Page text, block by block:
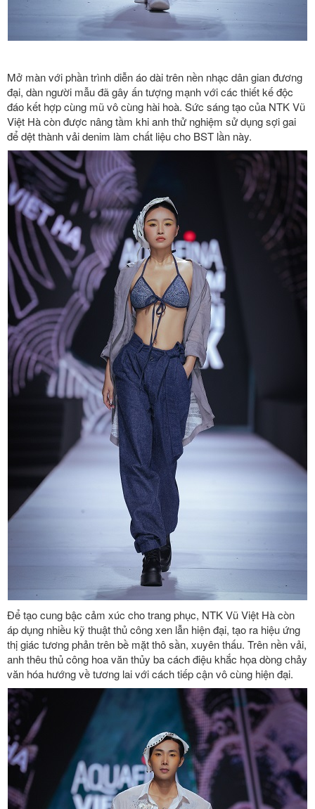
Mở màn với phần trình diễn áo dài trên nền nhạc dân gian đương
đại, dàn người mẫu đã gây ấn tượng mạnh với các thiết kế độc
đáo kết hợp cùng mũ vô cùng hài hoà. Sức sáng tạo của NTK Vũ
Việt Hà còn được nâng tầm khi anh thử nghiệm sử dụng sợi gai
để dệt thành vải denim làm chất liệu cho BST lần này.
Để tạo cung bậc cảm xúc cho trang phục, NTK Vũ Việt Hà còn
áp dụng nhiều kỹ thuật thủ công xen lẫn hiện đại, tạo ra hiệu ứng
thị giác tương phản trên bề mặt thô sần, xuyên thấu. Trên nền vải,
anh thêu thủ công hoa văn thủy ba cách điệu khắc họa dòng chảy
văn hóa hướng về tương lai với cách tiếp cận vô cùng hiện đại.